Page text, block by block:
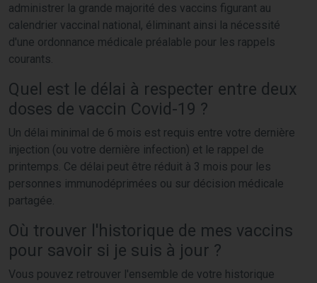
administrer la grande majorité des vaccins figurant au
calendrier vaccinal national, éliminant ainsi la nécessité
d'une ordonnance médicale préalable pour les rappels
courants.
Quel est le délai à respecter entre deux
doses de vaccin Covid-19 ?
Un délai minimal de 6 mois est requis entre votre dernière
injection (ou votre dernière infection) et le rappel de
printemps. Ce délai peut être réduit à 3 mois pour les
personnes immunodéprimées ou sur décision médicale
partagée.
Où trouver l'historique de mes vaccins
pour savoir si je suis à jour ?
Vous pouvez retrouver l'ensemble de votre historique